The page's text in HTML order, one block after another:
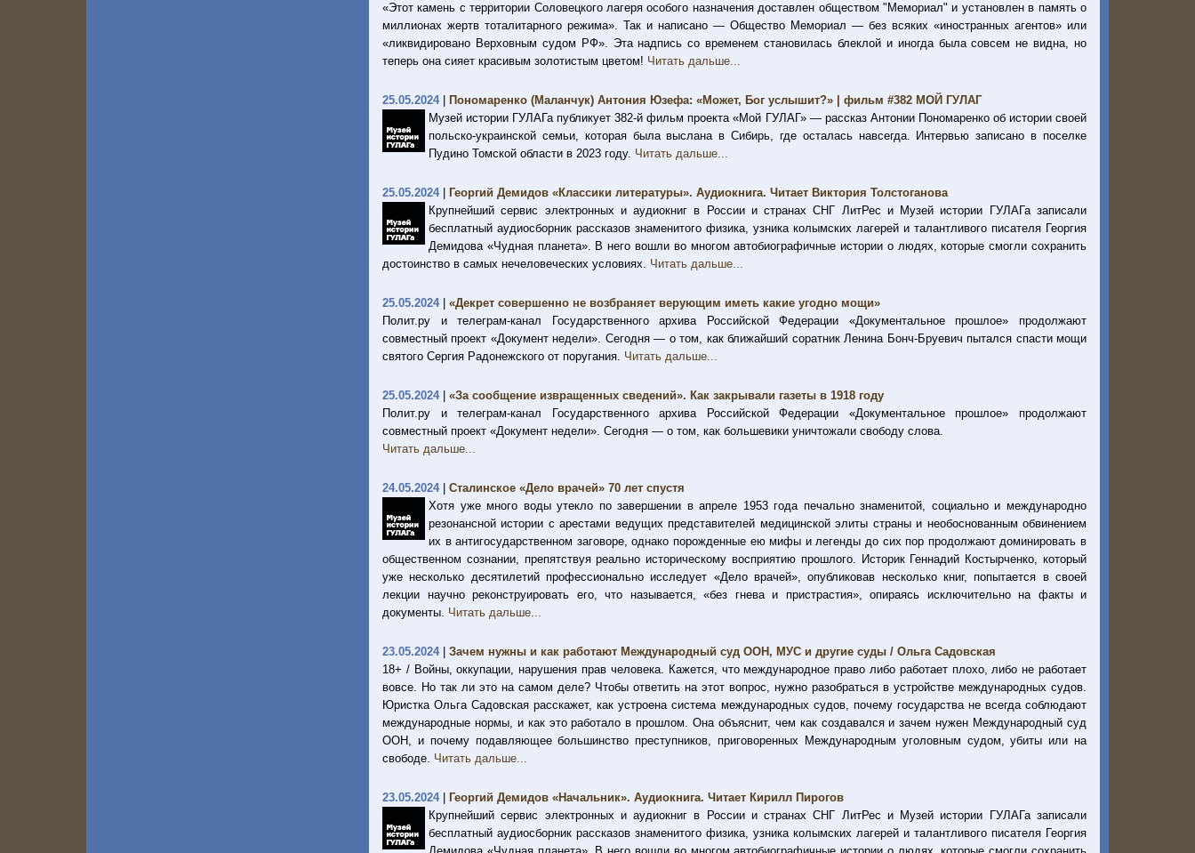
«Этот камень с территории Соловецкого лагеря особого назначения доставлен обществом "Мемориал" и установлен в память о
миллионах жертв тоталитарного режима». Так и написано — Общество Мемориал — без всяких «иностранных агентов» или
«ликвидировано Верховным судом РФ». Эта надпись со временем становилась блеклой и иногда была совсем не видна, но
теперь она сияет красивым золотистым цветом! Читать дальше...
25.05.2024|
Пономаренко (Маланчук) Антония Юзефа: «Может, Бог услышит?» | фильм #382 МОЙ ГУЛАГ
Музей истории ГУЛАГа публикует 382-й фильм проекта «Мой ГУЛАГ» — рассказ Антонии Пономаренко об истории своей
польско-украинской семьи, которая была выслана в Сибирь, где осталась навсегда. Интервью записано в поселке
Пудино Томской области в 2023 году. Читать дальше...
25.05.2024|
Георгий Демидов «Классики литературы». Аудиокнига. Читает Виктория Толстоганова
Крупнейший сервис электронных и аудиокниг в России и странах СНГ ЛитРес и Музей истории ГУЛАГа записали
бесплатный аудиосборник рассказов знаменитого физика, узника колымских лагерей и талантливого писателя Георгия
Демидова «Чудная планета». В него вошли во многом автобиографичные истории о людях, которые смогли сохранить
достоинство в самых нечеловеческих условиях. Читать дальше...
25.05.2024| «Декрет совершенно не возбраняет верующим иметь какие угодно мощи»
Полит.ру и телеграм-канал Государственного архива Российской Федерации «Документальное прошлое» продолжают
совместный проект «Документ недели». Сегодня — о том, как ближайший соратник Ленина Бонч-Бруевич пытался спасти мощи
святого Сергия Радонежского от поругания. Читать дальше...
25.05.2024| «За сообщение извращенных сведений». Как закрывали газеты в 1918 году
Полит.ру и телеграм-канал Государственного архива Российской Федерации «Документальное прошлое» продолжают
совместный проект «Документ недели». Сегодня — о том, как большевики уничтожали свободу слова.
Читать дальше...
24.05.2024| Сталинское «Дело врачей» 70 лет спустя
Хотя уже много воды утекло по завершении в апреле 1953 года печально знаменитой, социально и международно
резонансной истории с арестами ведущих представителей медицинской элиты страны и необоснованным обвинением
их в антигосударственном заговоре, однако порожденные ею мифы и легенды до сих пор продолжают доминировать в
общественном сознании, препятствуя реально историческому восприятию прошлого. Историк Геннадий Костырченко, который
уже несколько десятилетий профессионально исследует «Дело врачей», опубликовав несколько книг, попытается в своей
лекции научно реконструировать его, что называется, «без гнева и пристрастия», опираясь исключительно на факты и
документы. Читать дальше...
23.05.2024| Зачем нужны и как работают Международный суд ООН, МУС и другие суды / Ольга Садовская
18+ / Войны, оккупации, нарушения прав человека. Кажется, что международное право либо работает плохо, либо не работает
вовсе. Но так ли это на самом деле? Чтобы ответить на этот вопрос, нужно разобраться в устройстве международных судов.
Юристка Ольга Садовская расскажет, как устроена система международных судов, почему государства не всегда соблюдают
международные нормы, и как это работало в прошлом. Она объяснит, чем как создавался и зачем нужен Международный суд
ООН, и почему подавляющее большинство преступников, приговоренных Международным уголовным судом, убиты или на
свободе. Читать дальше...
23.05.2024|
Георгий Демидов «Начальник». Аудиокнига. Читает Кирилл Пирогов
Крупнейший сервис электронных и аудиокниг в России и странах СНГ ЛитРес и Музей истории ГУЛАГа записали
бесплатный аудиосборник рассказов знаменитого физика, узника колымских лагерей и талантливого писателя Георгия